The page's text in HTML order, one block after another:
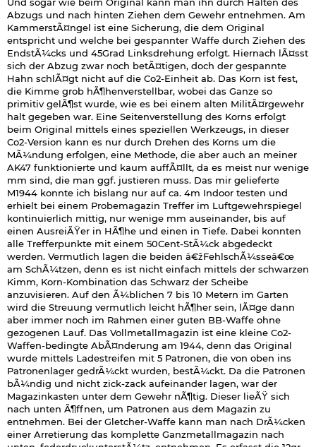
Abzugs und nach hinten Ziehen dem Gewehr entnehmen. Am
KammerstÃ¤ngel ist eine Sicherung, die dem Original
entspricht und welche bei gespannter Waffe durch Ziehen des
EndstÃ¼cks und 45Grad Linksdrehung erfolgt. Hiernach lÃ¤sst
sich der Abzug zwar noch betÃ¤tigen, doch der gespannte
Hahn schlÃ¤gt nicht auf die Co2-Einheit ab. Das Korn ist fest,
die Kimme grob hÃ¶henverstellbar, wobei das Ganze so
primitiv gelÃ¶st wurde, wie es bei einem alten MilitÃ¤rgewehr
halt gegeben war. Eine Seitenverstellung des Korns erfolgt
beim Original mittels eines speziellen Werkzeugs, in dieser
Co2-Version kann es nur durch Drehen des Korns um die
MÃ¼ndung erfolgen, eine Methode, die aber auch an meiner
AK47 funktionierte und kaum auffÃ¤llt, da es meist nur wenige
mm sind, die man ggf. justieren muss. Das mir gelieferte
M1944 konnte ich bislang nur auf ca. 4m Indoor testen und
erhielt bei einem Probemagazin Treffer im Luftgewehrspiegel
kontinuierlich mittig, nur wenige mm auseinander, bis auf
einen AusreiÃŸer in HÃ¶he und einen in Tiefe. Dabei konnten
alle Trefferpunkte mit einem 50Cent-StÃ¼ck abgedeckt
werden. Vermutlich lagen die beiden â€žFehlschÃ¼sseâ€œ
am SchÃ¼tzen, denn es ist nicht einfach mittels der schwarzen
Kimm, Korn-Kombination das Schwarz der Scheibe
anzuvisieren. Auf den Ã¼blichen 7 bis 10 Metern im Garten
wird die Streuung vermutlich leicht hÃ¶her sein, lÃ¤ge dann
aber immer noch im Rahmen einer guten BB-Waffe ohne
gezogenen Lauf. Das Vollmetallmagazin ist eine kleine Co2-
Waffen-bedingte AbÃ¤nderung am 1944, denn das Original
wurde mittels Ladestreifen mit 5 Patronen, die von oben ins
Patronenlager gedrÃ¼ckt wurden, bestÃ¼ckt. Da die Patronen
bÃ¼ndig und nicht zick-zack aufeinander lagen, war der
Magazinkasten unter dem Gewehr nÃ¶tig. Dieser lieÃŸ sich
nach unten Ã¶ffnen, um Patronen aus dem Magazin zu
entnehmen. Bei der Gletcher-Waffe kann man nach DrÃ¼cken
einer Arretierung das komplette Ganzmetallmagazin nach